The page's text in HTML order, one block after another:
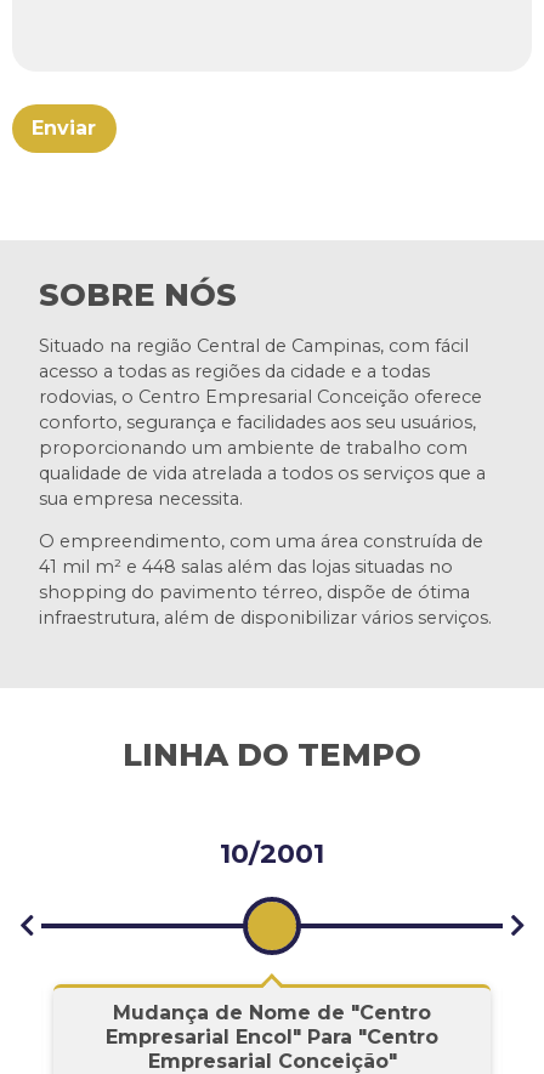
SOBRE NÓS
Situado na região Central de Campinas, com fácil
acesso a todas as regiões da cidade e a todas
rodovias, o Centro Empresarial Conceição oferece
conforto, segurança e facilidades aos seu usuários,
proporcionando um ambiente de trabalho com
qualidade de vida atrelada a todos os serviços que a
sua empresa necessita.
O empreendimento, com uma área construída de
41 mil m² e 448 salas além das lojas situadas no
shopping do pavimento térreo, dispõe de ótima
infraestrutura, além de disponibilizar vários serviços.
LINHA DO TEMPO
10/2001
Mudança de Nome de "Centro
Empresarial Encol" Para "Centro
Empresarial Conceição"